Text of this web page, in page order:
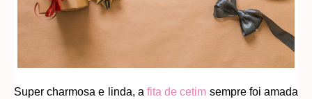
Super charmosa e linda, a fita de cetim sempre foi amada